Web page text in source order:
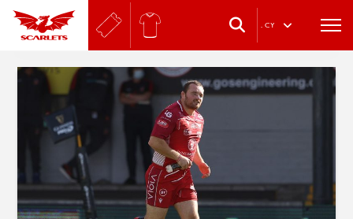
. CY